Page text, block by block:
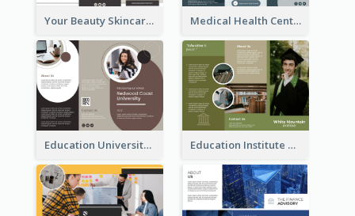
Your Beauty Skincare Company Brochure Medical Health Centre Brochure
Education University Brochure Education Institute Brochure